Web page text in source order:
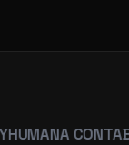
CONTABILIDADE